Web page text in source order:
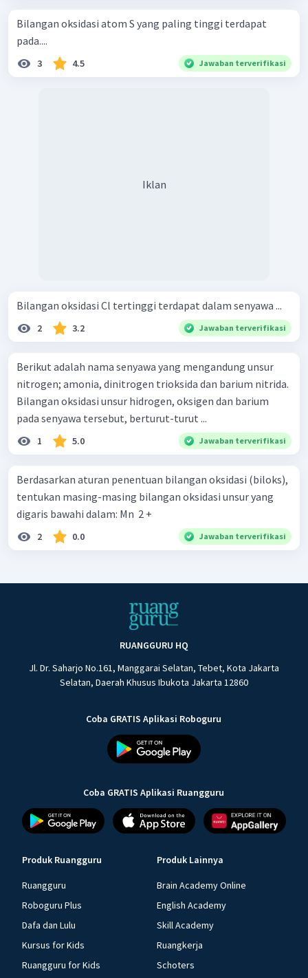
Bilangan oksidasi atom S yang paling tinggi terdapat
pada....
3 4.5 Jawaban terverifikasi
Iklan
Bilangan oksidasi Cl tertinggi terdapat dalam senyawa ...
2 3.2 Jawaban terverifikasi
Berikut adalah nama senyawa yang mengandung unsur
nitrogen; amonia, dinitrogen trioksida dan barium nitrida.
Bilangan oksidasi unsur hidrogen, oksigen dan barium
pada senyawa tersebut, berturut-turut ...
1 5.0 Jawaban terverifikasi
Berdasarkan aturan penentuan bilangan oksidasi (biloks),
tentukan masing-masing bilangan oksidasi unsur yang
digaris bawahi dalam: Mn ​ 2 +
2 0.0 Jawaban terverifikasi
RUANGGURU HQ
Jl. Dr. Saharjo No.161, Manggarai Selatan, Tebet, Kota Jakarta
Selatan, Daerah Khusus Ibukota Jakarta 12860
Coba GRATIS Aplikasi Roboguru
Coba GRATIS Aplikasi Ruangguru
Produk Ruangguru
Ruangguru
Roboguru Plus
Dafa dan Lulu
Kursus for Kids
Ruangguru for Kids
Produk Lainnya
Brain Academy Online
English Academy
Skill Academy
Ruangkerja
Schoters